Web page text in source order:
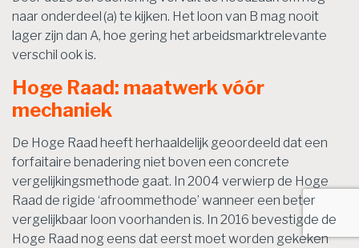
naar onderdeel (a) te kijken. Het loon van B mag nooit
lager zijn dan A, hoe gering het arbeidsmarktrelevante
verschil ook is.
Hoge Raad: maatwerk vóór
mechaniek
De Hoge Raad heeft herhaaldelijk geoordeeld dat een
forfaitaire benadering niet boven een concrete
vergelijkingsmethode gaat. In 2004 verwierp de Hoge
Raad de rigide ‘afroommethode’ wanneer een beter
vergelijkbaar loon voorhanden is. In 2016 bevestigde de
Hoge Raad nog eens dat eerst moet worden gekeken